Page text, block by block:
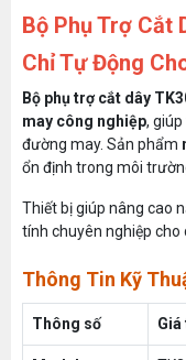
Bộ Phụ Trợ Cắt
Chỉ Tự Động
Bộ phụ trợ cắt dây
may công nghiệp,
đường may. Sản phẩm
ổn định trong môi
Thiết bị giúp nâng cao
tính chuyên nghiệp cho
Thông Tin Kỹ
Thông số Giá